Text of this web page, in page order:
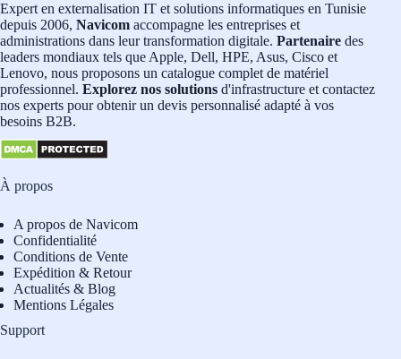
Expert en externalisation IT et solutions informatiques en Tunisie
depuis 2006, Navicom accompagne les entreprises et
administrations dans leur transformation digitale. Partenaire des
leaders mondiaux tels que Apple, Dell, HPE, Asus, Cisco et
Lenovo, nous proposons un catalogue complet de matériel
professionnel. Explorez nos solutions d'infrastructure et contactez
nos experts pour obtenir un devis personnalisé adapté à vos
besoins B2B.
À propos
A propos de Navicom
Confidentialité
Conditions de Vente
Expédition & Retour
Actualités & Blog
Mentions Légales
Support